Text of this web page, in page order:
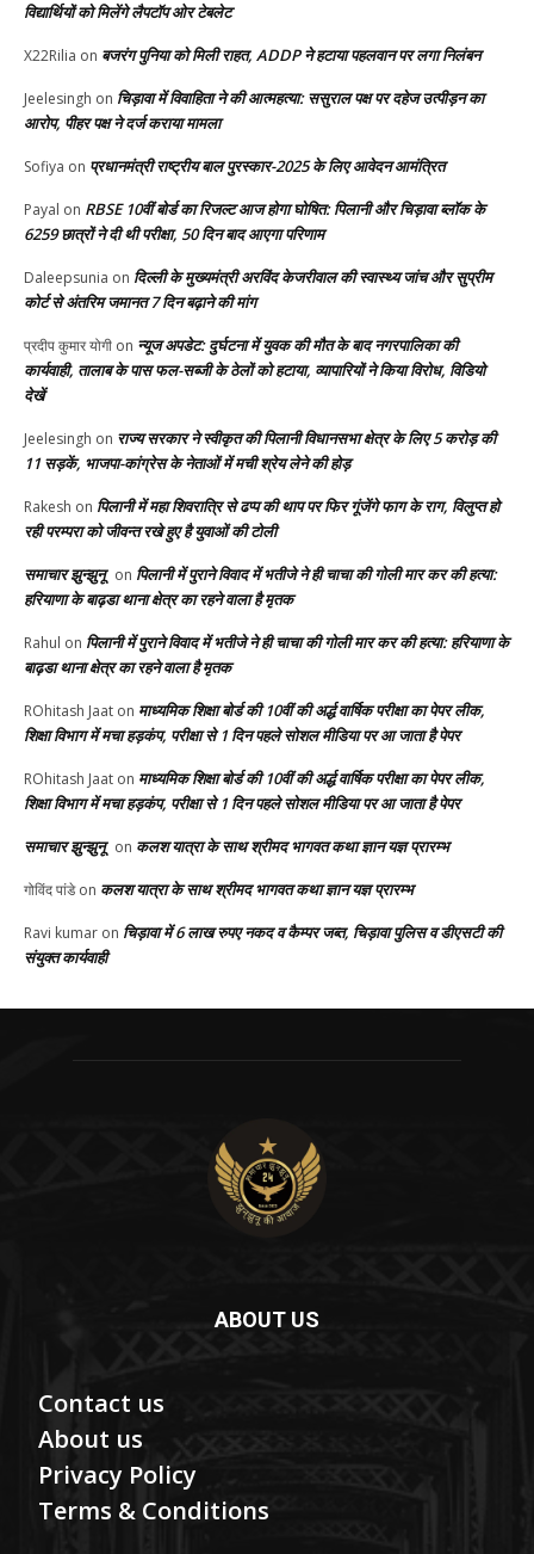
विद्यार्थियों को मिलेंगे लैपटॉप ओर टेबलेट
X22Rilia on बजरंग पुनिया को मिली राहत, ADDP ने हटाया पहलवान पर लगा निलंबन
Jeelesingh on चिड़ावा में विवाहिता ने की आत्महत्या: ससुराल पक्ष पर दहेज उत्पीड़न का
आरोप, पीहर पक्ष ने दर्ज कराया मामला
Sofiya on प्रधानमंत्री राष्ट्रीय बाल पुरस्कार-2025 के लिए आवेदन आमंत्रित
Payal on RBSE 10वीं बोर्ड का रिजल्ट आज होगा घोषित: पिलानी और चिड़ावा ब्लॉक के
6259 छात्रों ने दी थी परीक्षा, 50 दिन बाद आएगा परिणाम
Daleepsunia on दिल्ली के मुख्यमंत्री अरविंद केजरीवाल की स्वास्थ्य जांच और सुप्रीम
कोर्ट से अंतरिम जमानत 7 दिन बढ़ाने की मांग
प्रदीप कुमार योगी on न्यूज अपडेट: दुर्घटना में युवक की मौत के बाद नगरपालिका की
कार्यवाही, तालाब के पास फल-सब्जी के ठेलों को हटाया, व्यापारियों ने किया विरोध, विडियो
देखें
Jeelesingh on राज्य सरकार ने स्वीकृत की पिलानी विधानसभा क्षेत्र के लिए 5 करोड़ की
11 सड़कें, भाजपा-कांग्रेस के नेताओं में मची श्रेय लेने की होड़
Rakesh on पिलानी में महा शिवरात्रि से ढप्प की थाप पर फिर गूंजेंगे फाग के राग, विलुप्त हो
रही परम्परा को जीवन्त रखे हुए है युवाओं की टोली
समाचार झुन्झुनू on पिलानी में पुराने विवाद में भतीजे ने ही चाचा की गोली मार कर की हत्या:
हरियाणा के बाढ़डा थाना क्षेत्र का रहने वाला है मृतक
Rahul on पिलानी में पुराने विवाद में भतीजे ने ही चाचा की गोली मार कर की हत्या: हरियाणा के
बाढ़डा थाना क्षेत्र का रहने वाला है मृतक
ROhitash Jaat on माध्यमिक शिक्षा बोर्ड की 10वीं की अर्द्ध वार्षिक परीक्षा का पेपर लीक,
शिक्षा विभाग में मचा हड़कंप, परीक्षा से 1 दिन पहले सोशल मीडिया पर आ जाता है पेपर
ROhitash Jaat on माध्यमिक शिक्षा बोर्ड की 10वीं की अर्द्ध वार्षिक परीक्षा का पेपर लीक,
शिक्षा विभाग में मचा हड़कंप, परीक्षा से 1 दिन पहले सोशल मीडिया पर आ जाता है पेपर
समाचार झुन्झुनू on कलश यात्रा के साथ श्रीमद भागवत कथा ज्ञान यज्ञ प्रारम्भ
गोविंद पांडेon कलश यात्रा के साथ श्रीमद भागवत कथा ज्ञान यज्ञ प्रारम्भ
Ravi kumar on चिड़ावा में 6 लाख रुपए नकद व कैम्पर जब्त, चिड़ावा पुलिस व डीएसटी की
संयुक्त कार्यवाही
ABOUT US
Contact us
About us
Privacy Policy
Terms & Conditions